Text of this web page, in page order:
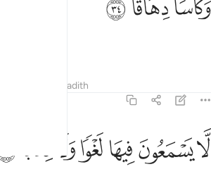
وَكَأْسًۭا دِهَاقًۭا ٣٤
Hadith
لا يسمعون فيها لغوا ولا كذابا ٣٥
لَّا يَسْمَعُونَ فِيهَا لَغْوًۭا وَلَا كِذَّٰبًۭا ٣٥
ﱎﱏﱐﱑﱒﱓ